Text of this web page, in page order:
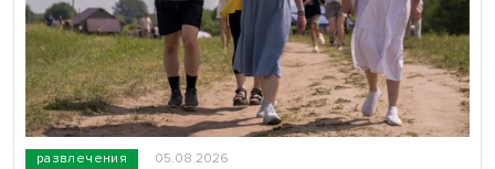
развлечения 05.08.2026